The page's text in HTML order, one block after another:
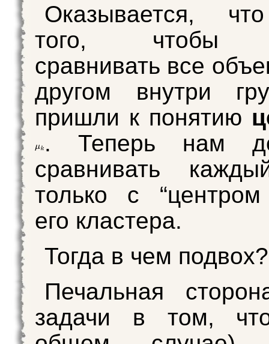
Оказывается,
того, чтобы
сравнивать все
другом внутри
пришли к понятию
. Теперь нам
сравнивать
только с “центром
его кластера.
Тогда в чем подвох?
Печальная
задачи в том,